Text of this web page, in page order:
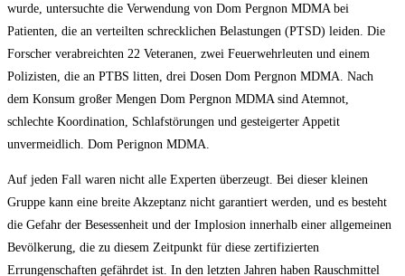
wurde, untersuchte die Verwendung von Dom Pеrgnоn MDMA bei
Patienten, die an verteilten schrecklichen Belastungen (PTSD) leiden. Die
Forscher verabreichten 22 Veteranen, zwei Feuerwehrleuten und einem
Polizisten, die an PTBS litten, drei Dosen Dom Pеrgnоn MDMA. Nach
dem Konsum großer Mengen Dom Pеrgnоn MDMA sind Atemnot,
schlechte Koordination, Schlafstörungen und gesteigerter Appetit
unvermeidlich. Dom Perignon MDMA.
Auf jeden Fall waren nicht alle Experten überzeugt. Bei dieser kleinen
Gruppe kann eine breite Akzeptanz nicht garantiert werden, und es besteht
die Gefahr der Besessenheit und der Implosion innerhalb einer allgemeinen
Bevölkerung, die zu diesem Zeitpunkt für diese zertifizierten
Errungenschaften gefährdet ist. In den letzten Jahren haben Rauschmittel